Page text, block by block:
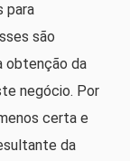
para
são
obtenção da
negócio. Por
certa e
da